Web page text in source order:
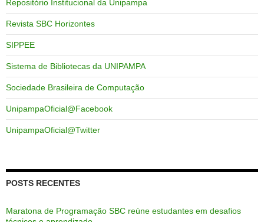
Repositório Institucional da Unipampa
Revista SBC Horizontes
SIPPEE
Sistema de Bibliotecas da UNIPAMPA
Sociedade Brasileira de Computação
UnipampaOficial@Facebook
UnipampaOficial@Twitter
POSTS RECENTES
Maratona de Programação SBC reúne estudantes em desafios